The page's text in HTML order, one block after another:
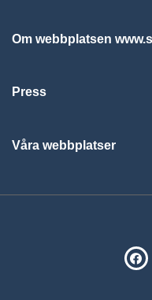
Om webbplatsen
Press
Våra webbplatser